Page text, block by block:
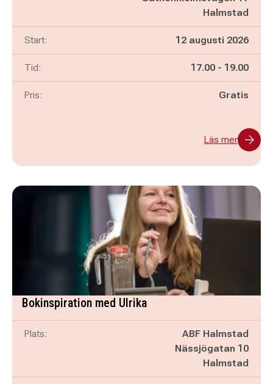
Halmstad
Start: 12 augusti 2026
Tid: Pågår mellan
17.00 - och
19.00
Pris: Gratis
Läs mer
Bokinspiration med Ulrika
Plats:
ABF Halmstad
Nässjögatan 10
Halmstad